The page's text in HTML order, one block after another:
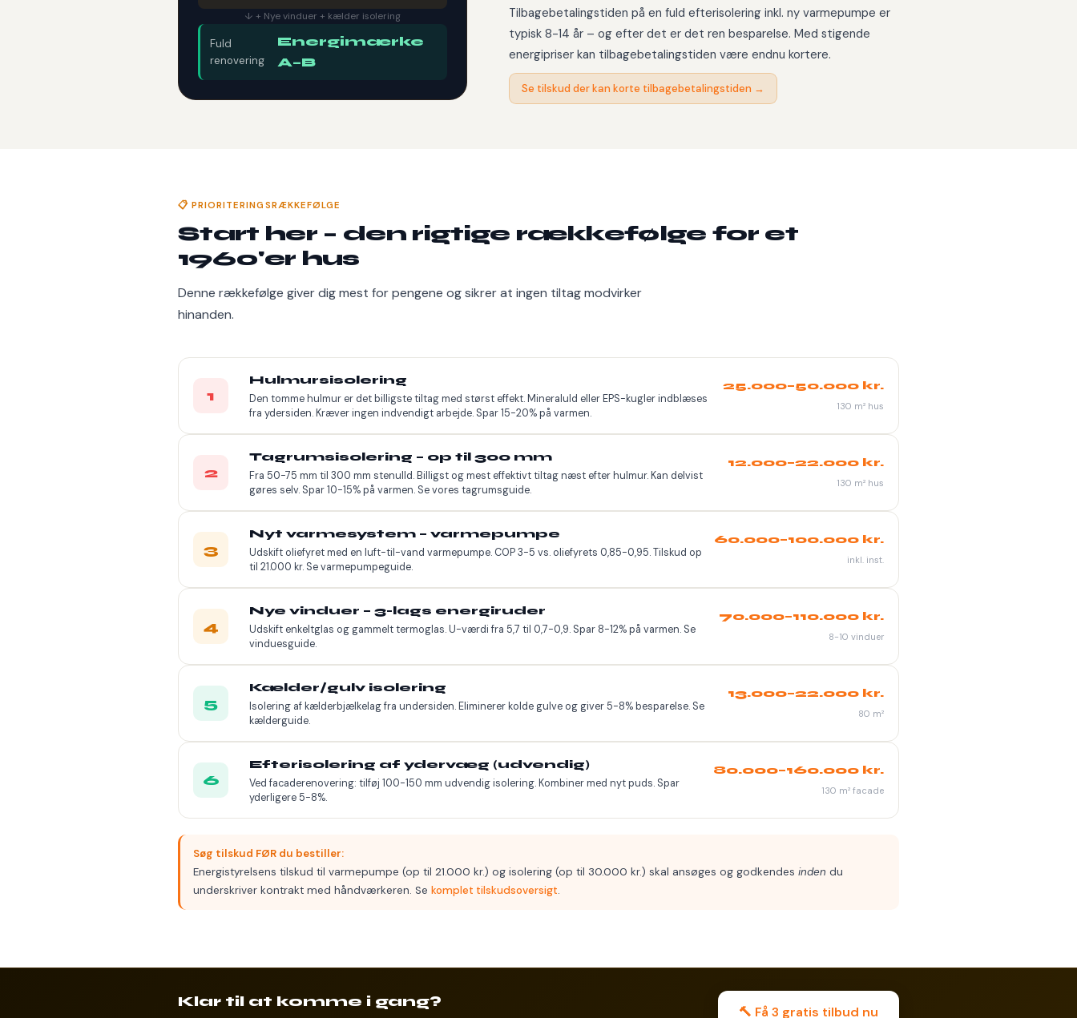
↓ + Nye vinduer + kælder isolering
Fuld
renovering
Energimærke
A–B
Tilbagebetalingstiden på en fuld efterisolering inkl. ny varmepumpe er
typisk 8-14 år – og efter det er det ren besparelse. Med stigende
energipriser kan tilbagebetalingstiden være endnu kortere.
Se tilskud der kan korte tilbagebetalingstiden →
📋 PRIORITERINGSRÆKKEFØLGE
Start her – den rigtige rækkefølge for et
1960'er hus
Denne rækkefølge giver dig mest for pengene og sikrer at ingen tiltag modvirker
hinanden.
1
Hulmursisolering
Den tomme hulmur er det billigste tiltag med størst effekt. Mineral­uld eller EPS-kugler indblæses
fra ydersiden. Kræver ingen indvendigt arbejde. Spar 15-20% på varmen.
25.000–50.000 kr.
130 m² hus
2
Tagrumsisolering – op til 300 mm
Fra 50-75 mm til 300 mm stenulld. Billigst og mest effektivt tiltag næst efter hulmur. Kan delvist
gøres selv. Spar 10-15% på varmen. Sevores tagrumsguide.
12.000–22.000 kr.
130 m² hus
3
Nyt varmesystem – varmepumpe
Udskift oliefyret med en luft-til-vand varmepumpe. COP 3-5 vs. oliefyrets 0,85-0,95. Tilskud op
til 21.000 kr. Sevarmepumpeguide.
60.000–100.000 kr.
inkl. inst.
4
Nye vinduer – 3-lags energiruder
Udskift enkeltglas og gammelt termoglas. U-værdi fra 5,7 til 0,7-0,9. Spar 8-12% på varmen. Se
vinduesguide.
70.000–110.000 kr.
8-10 vinduer
5
Kælder/gulv isolering
Isolering af kælderbjælkelag fra undersiden. Eliminerer kolde gulve og giver 5-8% besparelse. Se
kælderguide.
13.000–22.000 kr.
80 m²
6
Efterisolering af ydervæg (udvendig)
Ved facaderenovering: tilføj 100-150 mm udvendig isolering. Kombiner med nyt puds. Spar
yderligere 5-8%.
80.000–160.000 kr.
130 m² facade
Søg tilskud FØR du bestiller:
Energistyrelsens tilskud til varmepumpe (op til 21.000 kr.) og isolering (op til 30.000 kr.) skal ansøges og godkendes inden du
underskriver kontrakt med håndværkeren. Se komplet tilskudsoversigt.
Klar til at komme i gang?
🔨 Få 3 gratis tilbud nu